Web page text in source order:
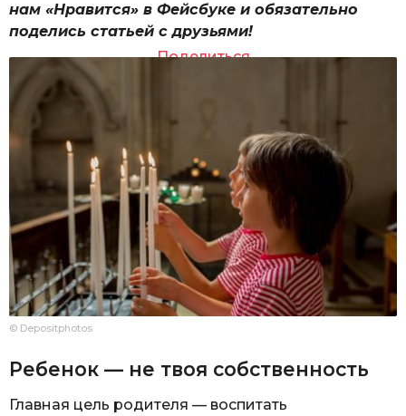
нам «Нравится» в Фейсбуке и обязательно
поделись статьей с друзьями!
Поделиться
© Depositphotos
Ребенок — не твоя собственность
Главная цель родителя — воспитать